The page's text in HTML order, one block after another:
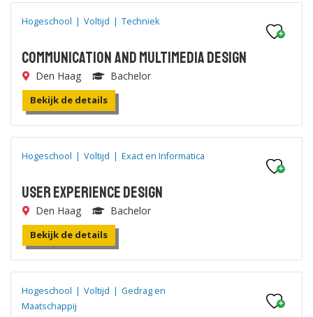
Hogeschool | Voltijd | Techniek
Communication and Multimedia Design
Den Haag Bachelor
Bekijk de details
Hogeschool | Voltijd | Exact en Informatica
User Experience Design
Den Haag Bachelor
Bekijk de details
Hogeschool | Voltijd | Gedrag en
Maatschappij